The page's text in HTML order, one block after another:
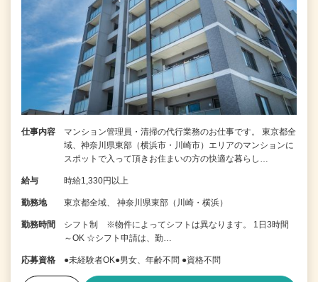
仕事内容
マンション管理員・清掃の代行業務のお仕事です。 東京都全
域、神奈川県東部（横浜市・川崎市）エリアのマンションに
スポットで入って頂きお住まいの方の快適な暮らし…
給与 時給1,330円以上
勤務地 東京都全域、 神奈川県東部（川崎・横浜）
勤務時間
シフト制 ※物件によってシフトは異なります。 1日3時間
～OK ☆シフト申請は、勤…
応募資格 ●未経験者OK●男女、年齢不問 ●資格不問